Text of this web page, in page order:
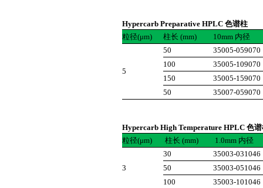
Hypercarb Preparative HPLC 色谱柱
粒径(μm)
柱长 (mm) 10mm 内径
5
50
35005-059070
100
35005-109070
150
35005-159070
50
35007-059070
Hypercarb High Temperature HPLC 色
粒径(μm)
柱长 (mm) 1.0mm 内径
3
30
35003-031046
50
35003-051046
100
35003-101046